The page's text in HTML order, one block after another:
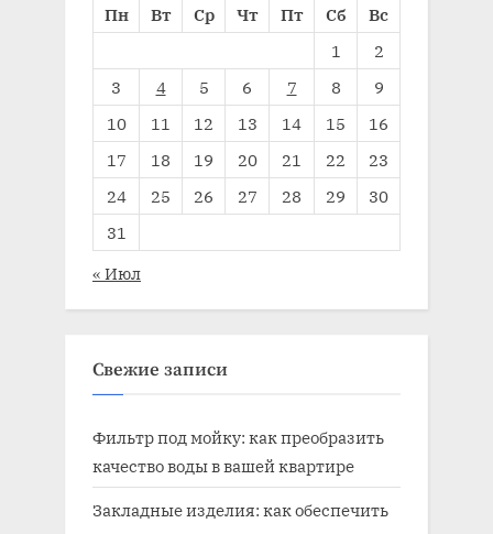
Пн
Вт Ср Чт Пт Сб
Вс
1
2
3
4 5 6 7 8
9
10
11 12 13 14 15
16
17
18 19 20 21 22
23
24
25 26 27 28 29
30
31
« Июл
Свежие записи
Фильтр под мойку: как преобразить
качество воды в вашей квартире
Закладные изделия: как обеспечить